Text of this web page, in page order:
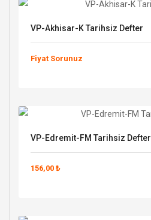
VP-Akhisar-K Tarihsiz Defter
Fiyat Sorunuz
VP-Edremit-FM Tarihsiz Defter
156,00 ₺